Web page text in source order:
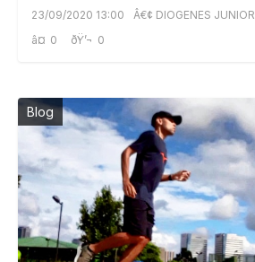
23/09/2020 13:00
Â€¢ DIOGENES JUNIOR
â¤ 0 ðŸ’¬ 0
Blog